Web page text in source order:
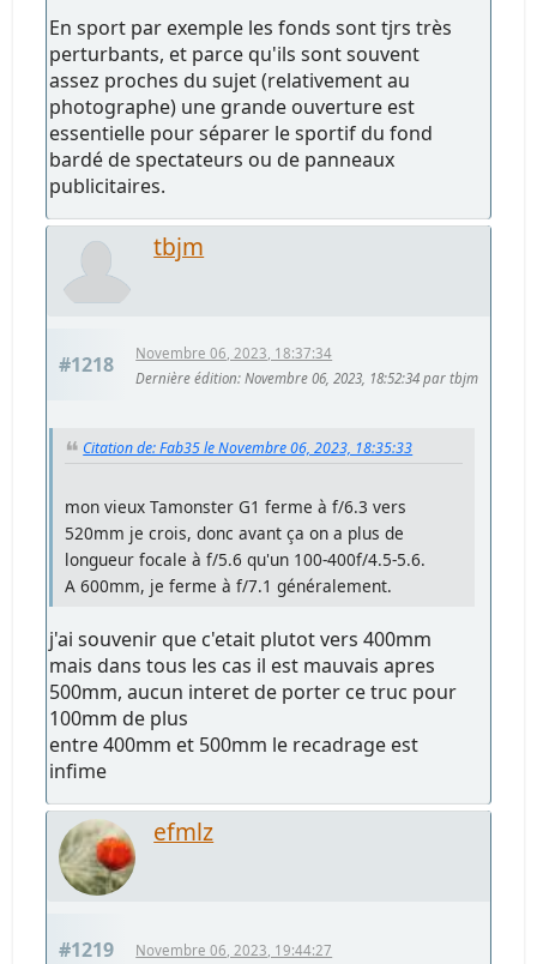
En sport par exemple les fonds sont tjrs très
perturbants, et parce qu'ils sont souvent
assez proches du sujet (relativement au
photographe) une grande ouverture est
essentielle pour séparer le sportif du fond
bardé de spectateurs ou de panneaux
publicitaires.
tbjm
#1218
Novembre 06, 2023, 18:37:34
Dernière édition: Novembre 06, 2023, 18:52:34 par tbjm
Citation de: Fab35 le Novembre 06, 2023, 18:35:33
mon vieux Tamonster G1 ferme à f/6.3 vers
520mm je crois, donc avant ça on a plus de
longueur focale à f/5.6 qu'un 100-400f/4.5-5.6.
A 600mm, je ferme à f/7.1 généralement.
j'ai souvenir que c'etait plutot vers 400mm
mais dans tous les cas il est mauvais apres
500mm, aucun interet de porter ce truc pour
100mm de plus
entre 400mm et 500mm le recadrage est
infime
efmlz
#1219 Novembre 06, 2023, 19:44:27